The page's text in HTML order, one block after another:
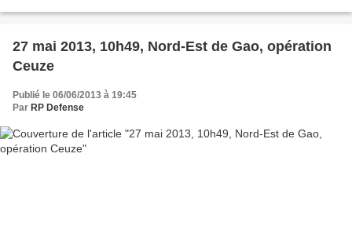
27 mai 2013, 10h49, Nord-Est de Gao, opération
Ceuze
Publié le 06/06/2013 à 19:45
Par RP Defense